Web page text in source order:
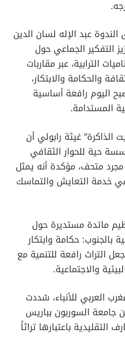
عبد الإله لسان الدين
التفكير الجماعي حول
الترابية، عبر مقاربات
والحكامة والابتكار،
اليوم رافعة أساسية
المستدامة.
الذاكرة” غيثة رابولي أن
حية للحوار الثقافي
مجرد متحف، مؤكدة أنه يمثل
في خدمة التعايش والتماسك
مائدة مستديرة حول
بالجنوب: حكامة وابتكار
التراث رافعة للتنمية مع
والاجتماعية.
العربي للأنباء، شددت
جامعة السوربون بباريس
باعتبارها تراثاً